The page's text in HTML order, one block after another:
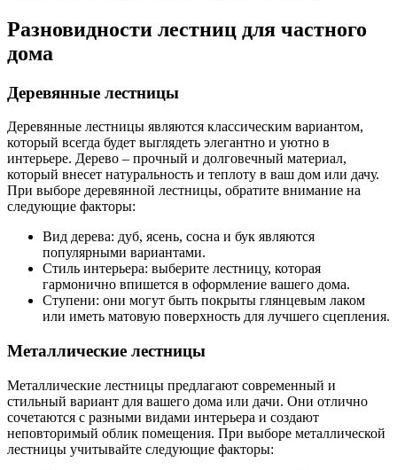
Разновидности лестниц для частного
дома
Деревянные лестницы
Деревянные лестницы являются классическим вариантом,
который всегда будет выглядеть элегантно и уютно в
интерьере. Дерево – прочный и долговечный материал,
который внесет натуральность и теплоту в ваш дом или дачу.
При выборе деревянной лестницы, обратите внимание на
следующие факторы:
Вид дерева: дуб, ясень, сосна и бук являются
популярными вариантами.
Стиль интерьера: выберите лестницу, которая
гармонично впишется в оформление вашего дома.
Ступени: они могут быть покрыты глянцевым лаком
или иметь матовую поверхность для лучшего сцепления.
Металлические лестницы
Металлические лестницы предлагают современный и
стильный вариант для вашего дома или дачи. Они отлично
сочетаются с разными видами интерьера и создают
неповторимый облик помещения. При выборе металлической
лестницы учитывайте следующие факторы: